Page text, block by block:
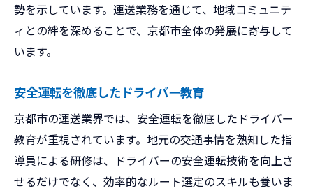
勢を示しています。運送業務を通じて、地域コミュニテ
ィとの絆を深めることで、京都市全体の発展に寄与して
います。
安全運転を徹底したドライバー教育
京都市の運送業界では、安全運転を徹底したドライバー
教育が重視されています。地元の交通事情を熟知した指
導員による研修は、ドライバーの安全運転技術を向上さ
せるだけでなく、効率的なルート選定のスキルも養いま